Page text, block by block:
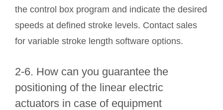
the control box program and indicate the desired
speeds at defined stroke levels. Contact sales
for variable stroke length software options.
2-6. How can you guarantee the
positioning of the linear electric
actuators in case of equipment